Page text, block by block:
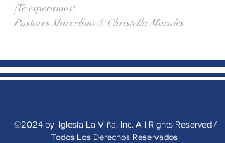
¡Te esperamos!
Pastores Marcelino & Christella Morales
©2024 by Iglesia La Viña, Inc. All Rights Reserved /
Todos Los Derechos Reservados